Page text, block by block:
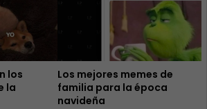
los
la
Los mejores memes de
familia para la época
navideña